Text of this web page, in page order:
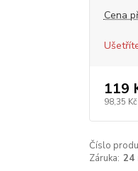
Cena
119
98,35 Kč
Číslo
Záruka: 24